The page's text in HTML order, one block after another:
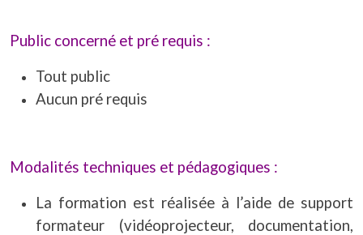
Public concerné et pré requis :
Tout public
Aucun pré requis
Modalités techniques et pédagogiques :
La formation est réalisée à l’aide de support
formateur (vidéoprojecteur, documentation,